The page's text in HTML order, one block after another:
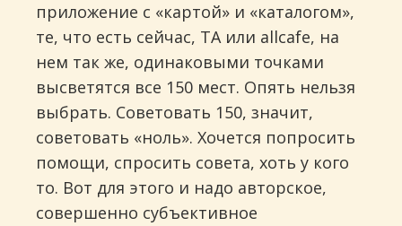
приложение с «картой» и «каталогом»,
те, что есть сейчас, ТА или allcafe, на
нем так же, одинаковыми точками
высветятся все 150 мест. Опять нельзя
выбрать. Советовать 150, значит,
советовать «ноль». Хочется попросить
помощи, спросить совета, хоть у кого
то. Вот для этого и надо авторское,
совершенно субъективное